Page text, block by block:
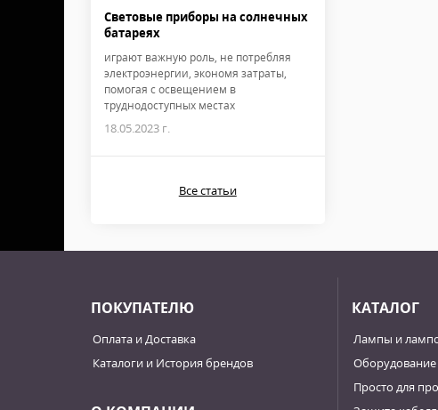
Световые приборы на солнечных
батареях
играют важную роль, не потребляя
электроэнергии, экономя затраты,
помогая с освещением в
труднодоступных местах
18.05.2023 г.
Все статьи
ПОКУПАТЕЛЮ
Оплата и Доставка
Каталоги и История брендов
КАТАЛОГ
Лампы и
Оборудование
Просто для